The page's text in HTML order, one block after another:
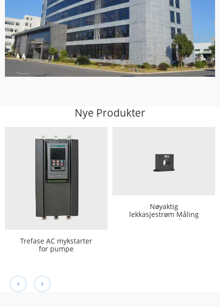
Nye Produkter
Trefase AC mykstarter
for pumpe
Nøyaktig
lekkasjestrøm Måling